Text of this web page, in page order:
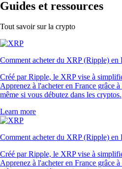
Guides et ressources
Tout savoir sur la crypto
Comment acheter du XRP (Ripple) en
Créé par Ripple, le XRP vise à
Apprenez à l'acheter en France grâce
même si vous débutez dans les cryptos.
Learn more
Comment acheter du XRP (Ripple) en
Créé par Ripple, le XRP vise à
Apprenez à l'acheter en France grâce